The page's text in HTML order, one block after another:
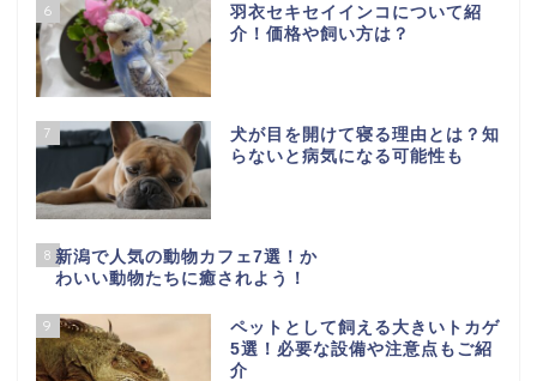
6
羽衣セキセイインコについて紹
介！価格や飼い方は？
7
犬が目を開けて寝る理由とは？知
らないと病気になる可能性も
8 新潟で人気の動物カフェ7選！か
わいい動物たちに癒されよう！
9
ペットとして飼える大きいトカゲ
5選！必要な設備や注意点もご紹
介